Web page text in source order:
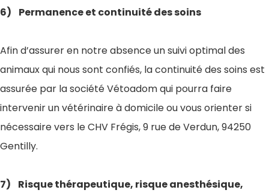
6) Permanence et continuité des soins
Afin d’assurer en notre absence un suivi optimal des
animaux qui nous sont confiés, la continuité des soins est
assurée par la société Vétoadom qui pourra faire
intervenir un vétérinaire à domicile ou vous orienter si
nécessaire vers le CHV Frégis, 9 rue de Verdun, 94250
Gentilly.
7) Risque thérapeutique, risque anesthésique,